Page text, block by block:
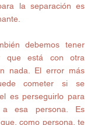
la separación es
debemos tener
que está con otra
nada. El error más
cometer si se
es perseguirlo para
a esa persona. Es
como persona, te